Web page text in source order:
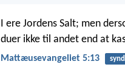
I ere Jordens Salt; men
duer ikke til andet end at
Mattæusevangeliet 5:13 synd